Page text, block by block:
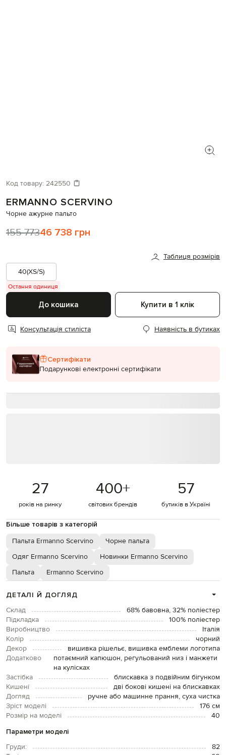
Код товару: 242550
ERMANNO SCERVINO
Чорне ажурне пальто
155 77346 738 грн
Таблиця розмірів
40(XS/S)
Остання одиниця
До кошика Купити в 1 клік
Консультація стиліста Наявність в бутиках
Сертифікати
Подарункові електронні сертифікати
27
років на ринку
400+
світових брендів
57
бутиків в Україні
Більше товарів з категорій
Пальта Ermanno Scervino
Чорне пальта
Одяг Ermanno Scervino
Новинки Ermanno Scervino
Пальта
Ermanno Scervino
ДЕТАЛІ Й ДОГЛЯД
Склад
68% бавовна, 32% поліестер
Підкладка
100% поліестер
Виробництво
Італія
Колір
чорний
Декор
вишивка рішельє, вишивка емблеми логотипа
Додатково
потаємний капюшон, регульований низ і манжети
на кулісках
Застібка
блискавка з подвійним бігунком
Кишені
дві бокові кишені на блискавках
Догляд
ручне або машинне прання, суха чистка
Зріст моделі
176 см
Розмір на моделі
40
Параметри моделі
Груди:
82